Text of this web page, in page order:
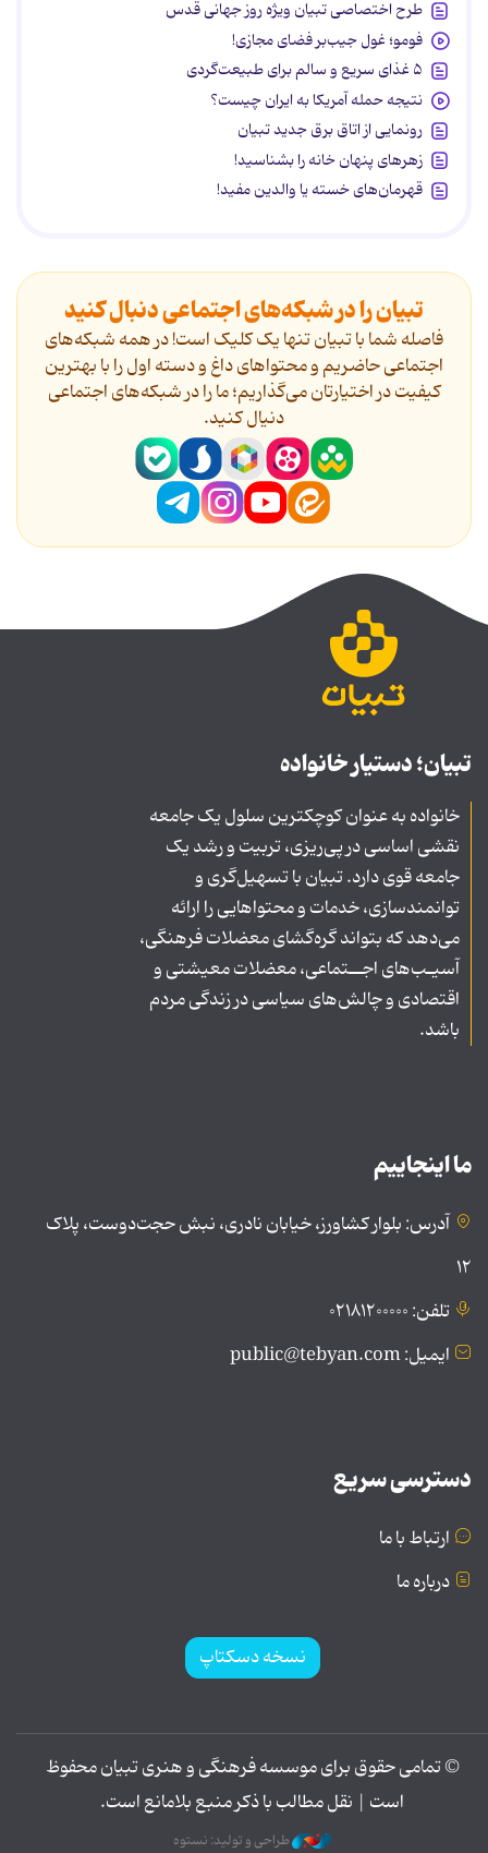
طرح اختصاصی تبیان ویژه روز جهانی قدس
فومو؛ غول جیب‌بر فضای مجازی!
۵ غذای سریع و سالم برای طبیعت‌گردی
نتیجه حمله آمریکا به ایران چیست؟
رونمایی از اتاق برق جدید تبیان
زهرهای پنهان خانه را بشناسید!
قهرمان‌های خسته یا والدین مفید!
تبیان را در شبکه‌های اجتماعی دنبال کنید
فاصله شما با تبیان تنها یک کلیک است! در همه شبکه‌های
اجتماعی حاضریم و محتواهای داغ و دسته اول را با بهترین
کیفیت در اختیارتان می‌گذاریم؛ ما را در شبکه‌های اجتماعی
دنیال کنید.
تبیان؛ دستیار خانواده
خانواده به عنوان کوچکترین سلول یک جامعه
نقشی اساسی در پی‌ریزی، تربیت و رشد یک
جامعه قوی دارد. تبیان با تسهیل‌گری و
توانمندسازی، خدمات و محتواهایی را ارائه
می‌دهد که بتواند گره‌گشای معضلات فرهنگی،
آسیـب‌های اجــتماعی، معضلات معیشتی و
اقتصادی و چالش‌های سیاسی در زندگی مردم
باشد.
ما اینجاییم
آدرس: بلوار کشاورز، خیابان نادری، نبش حجت‌دوست، پلاک
۱۲
تلفن: ۰۲۱۸۱۲۰۰۰۰۰
ایمیل: public@tebyan.com
دسترسی سریع
ارتباط با ما
درباره ما
نسخه دسکتاپ
© تمامی حقوق برای موسسه فرهنگی و هنری تبیان محفوظ
است | نقل مطالب با ذکر منبع بلامانع است.
طراحی و تولید: نستوه